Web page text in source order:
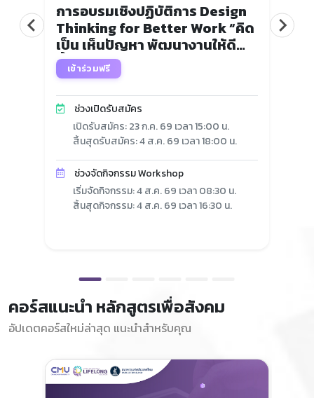
การอบรมเชิงปฏิบัติการ Design
Thinking for Better Work “คิด
เป็น เห็นปัญหา พัฒนางานให้ดี
ขึ้น”เข้าร่วมฟรี
ช่วงเปิดรับสมัคร
เปิดรับสมัคร: 23 ก.ค. 69 เวลา 15:00 น.
สิ้นสุดรับสมัคร: 4 ส.ค. 69 เวลา 18:00 น.
ช่วงจัดกิจกรรม Workshop
เริ่มจัดกิจกรรม: 4 ส.ค. 69 เวลา 08:30 น.
สิ้นสุดกิจกรรม: 4 ส.ค. 69 เวลา 16:30 น.
คอร์สแนะนำ หลักสูตรเพื่อสังคม
อัปเดตคอร์สใหม่ล่าสุด แนะนำสำหรับคุณ